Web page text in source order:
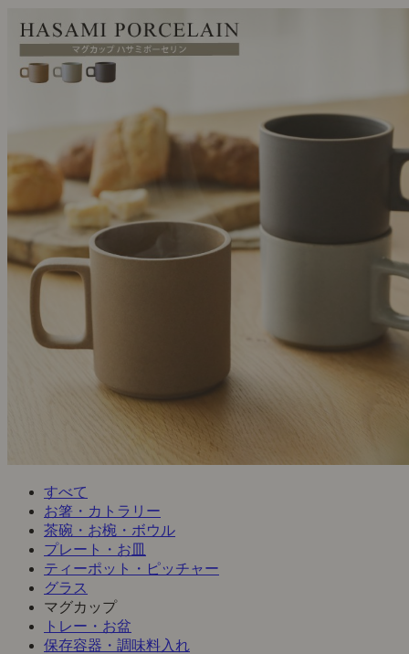
すべて
お箸・カトラリー
茶碗・お椀・ボウル
プレート・お皿
ティーポット・ピッチャー
グラス
マグカップ
トレー・お盆
保存容器・調味料入れ